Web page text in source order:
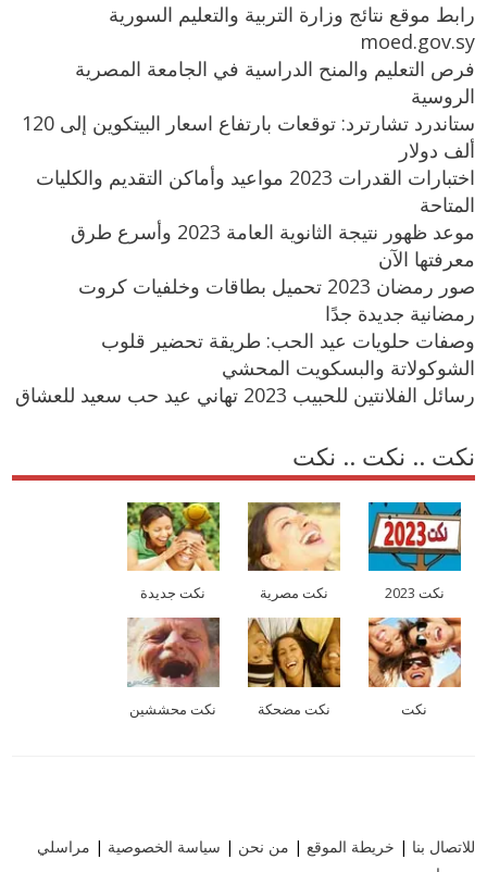
رابط موقع نتائج وزارة التربية والتعليم السورية
moed.gov.sy
فرص التعليم والمنح الدراسية في الجامعة المصرية
الروسية
ستاندرد تشارترد: توقعات بارتفاع اسعار البيتكوين إلى 120
ألف دولار
اختبارات القدرات 2023 مواعيد وأماكن التقديم والكليات
المتاحة
موعد ظهور نتيجة الثانوية العامة 2023 وأسرع طرق
معرفتها الآن
صور رمضان 2023 تحميل بطاقات وخلفيات كروت
رمضانية جديدة جدًا
وصفات حلويات عيد الحب: طريقة تحضير قلوب
الشوكولاتة والبسكويت المحشي
رسائل الفلانتين للحبيب 2023 تهاني عيد حب سعيد للعشاق
نكت .. نكت .. نكت
نكت 2023 نكت مصرية نكت جديدة
نكت نكت مضحكة نكت محششين
للاتصال بنا | خريطة الموقع | من نحن | سياسة الخصوصية | مراسلي